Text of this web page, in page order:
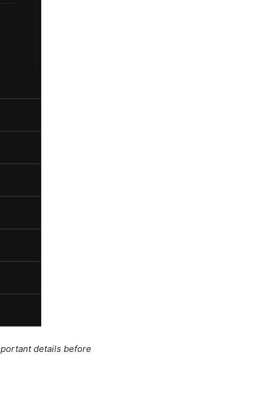
details before